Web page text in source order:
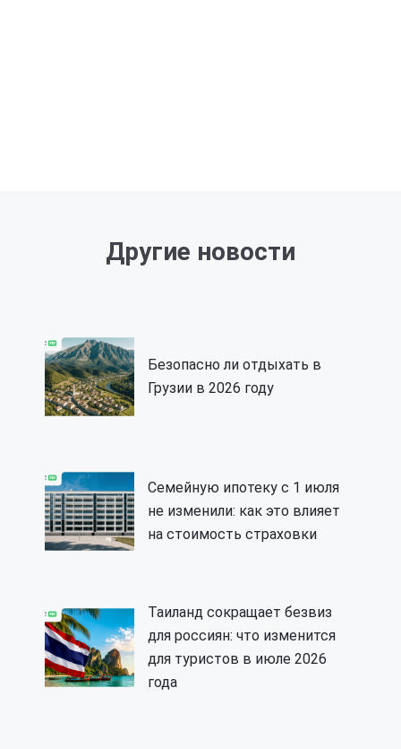
Другие новости
Безопасно ли отдыхать в
Грузии в 2026 году
Семейную ипотеку с 1 июля
не изменили: как это влияет
на стоимость страховки
Таиланд сокращает безвиз
для россиян: что изменится
для туристов в июле 2026
года